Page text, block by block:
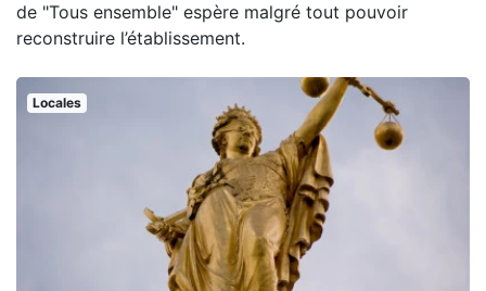
de "Tous ensemble" espère malgré tout pouvoir
reconstruire l’établissement.
Locales